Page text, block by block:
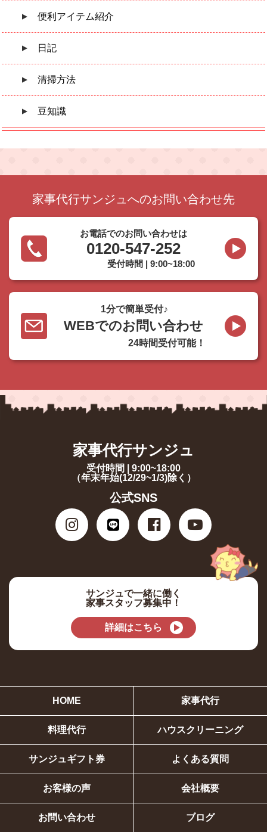
便利アイテム紹介
日記
清掃方法
豆知識
家事代行サンジュへのお問い合わせ先
お電話でのお問い合わせは
0120-547-252
受付時間 | 9:00~18:00
1分で簡単受付♪
WEBでのお問い合わせ
24時間受付可能！
家事代行サンジュ
受付時間 | 9:00~18:00
（年末年始(12/29~1/3)除く）
公式SNS
サンジュで一緒に働く
家事スタッフ募集中！
詳細はこちら
HOME 家事代行
料理代行 ハウスクリーニング
サンジュギフト券 よくある質問
お客様の声 会社概要
お問い合わせ ブログ